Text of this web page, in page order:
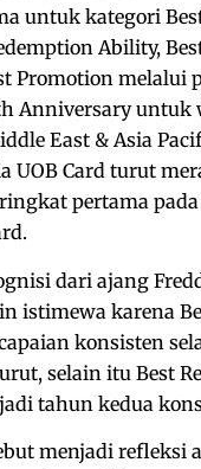
untuk kategori
Ability,
Promotion melalui
Anniversary untuk
East & Asia
UOB Card turut
pertama
dari ajang
istimewa karena
konsisten
selain itu Best
tahun kedua
menjadi refleksi